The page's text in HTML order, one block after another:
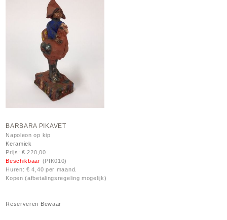
BARBARA PIKAVET
Napoleon op kip
Keramiek
Prijs: € 220,00
Beschikbaar (PIK010)
Huren: € 4,40 per maand.
Kopen (afbetalingsregeling mogelijk)
Reserveren Bewaar